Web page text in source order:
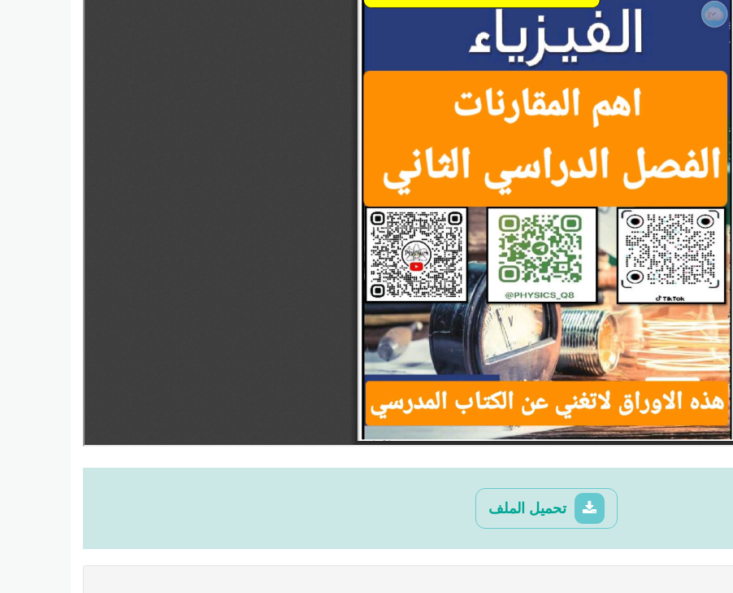
تحميل الملف